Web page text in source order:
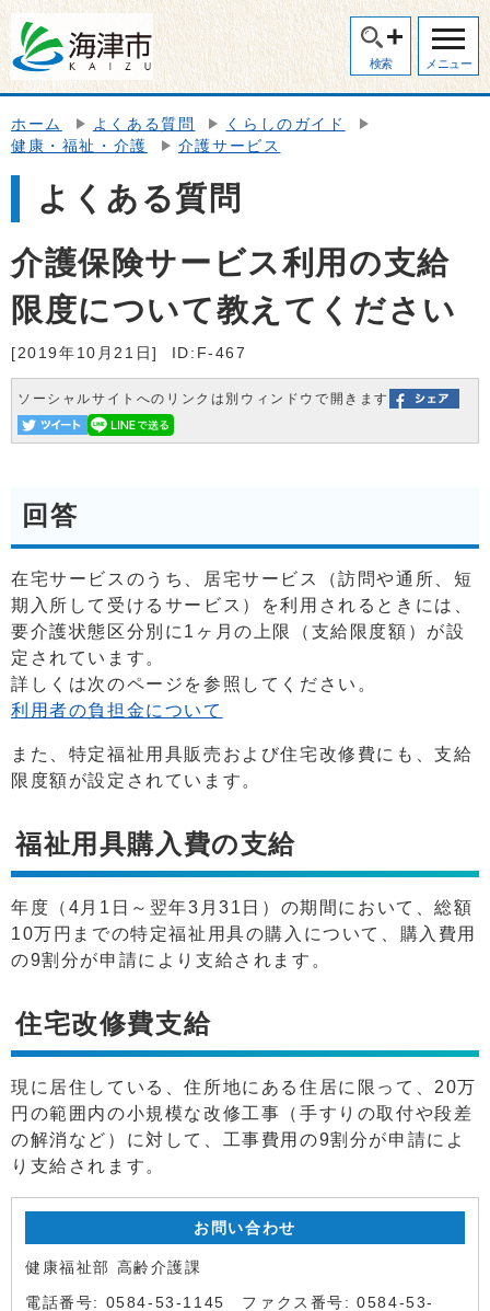
検索 メニュー
ホーム よくある質問
くらしのガイド
健康・福祉・介護
介護サービス
よくある質問
介護保険サービス利用の支給
限度について教えてください
[2019年10月21日] ID:F-467
ソーシャルサイトへのリンクは別ウィンドウで開きます
回答
在宅サービスのうち、居宅サービス（訪問や通所、短
期入所して受けるサービス）を利用されるときには、
要介護状態区分別に1ヶ月の上限（支給限度額）が設
定されています。
詳しくは次のページを参照してください。
利用者の負担金について
また、特定福祉用具販売および住宅改修費にも、支給
限度額が設定されています。
福祉用具購入費の支給
年度（4月1日～翌年3月31日）の期間において、総額
10万円までの特定福祉用具の購入について、購入費用
の9割分が申請により支給されます。
住宅改修費支給
現に居住している、住所地にある住居に限って、20万
円の範囲内の小規模な改修工事（手すりの取付や段差
の解消など）に対して、工事費用の9割分が申請によ
り支給されます。
お問い合わせ
健康福祉部 高齢介護課
電話番号: 0584-53-1145 ファクス番号: 0584-53-